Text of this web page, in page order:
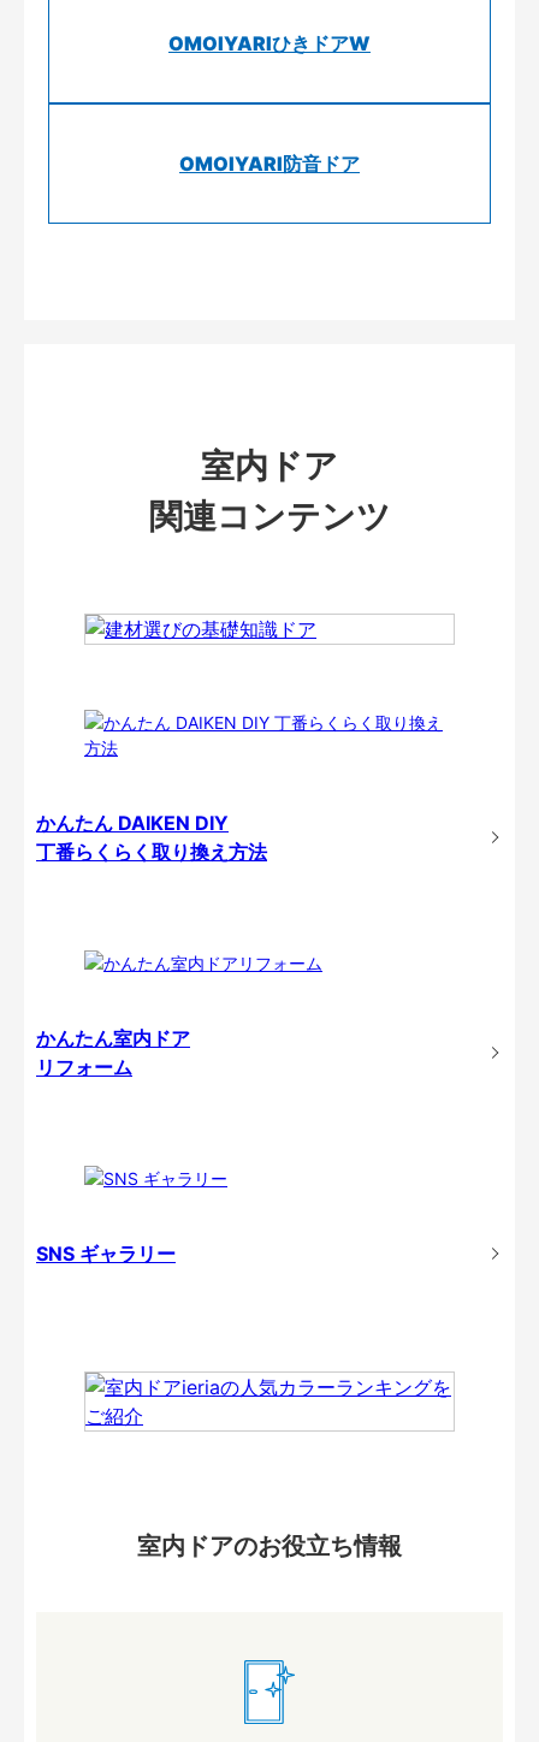
OMOIYARIひきドアW
OMOIYARI防音ドア
室内ドア
関連コンテンツ
かんたん DAIKEN DIY
丁番らくらく取り換え方法
かんたん室内ドア
リフォーム
SNS ギャラリー
室内ドアのお役立ち情報